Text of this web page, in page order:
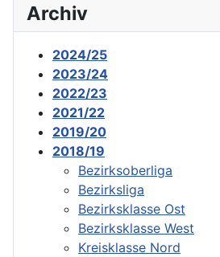
Archiv
2024/25
2023/24
2022/23
2021/22
2019/20
2018/19
Bezirksoberliga
Bezirksliga
Bezirksklasse Ost
Bezirksklasse West
Kreisklasse Nord